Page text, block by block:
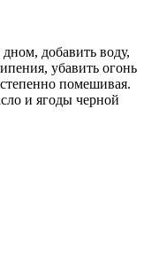
добавить воду,
убавить огонь
помешивая.
и ягоды черной